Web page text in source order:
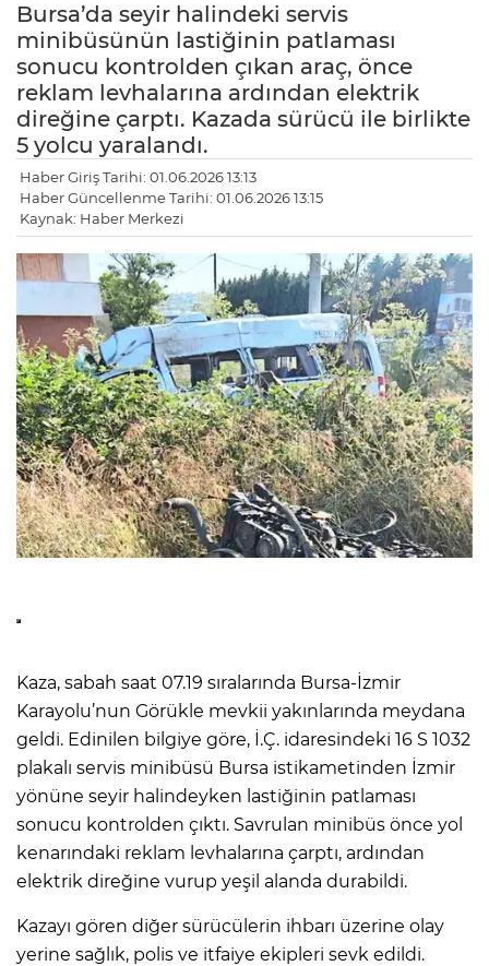
Bursa’da seyir halindeki servis
minibüsünün lastiğinin patlaması
sonucu kontrolden çıkan araç, önce
reklam levhalarına ardından elektrik
direğine çarptı. Kazada sürücü ile birlikte
5 yolcu yaralandı.
Haber Giriş Tarihi: 01.06.2026 13:13
Haber Güncellenme Tarihi: 01.06.2026 13:15
Kaynak: Haber Merkezi
Kaza, sabah saat 07.19 sıralarında Bursa-İzmir
Karayolu’nun Görükle mevkii yakınlarında meydana
geldi. Edinilen bilgiye göre, İ.Ç. idaresindeki 16 S 1032
plakalı servis minibüsü Bursa istikametinden İzmir
yönüne seyir halindeyken lastiğinin patlaması
sonucu kontrolden çıktı. Savrulan minibüs önce yol
kenarındaki reklam levhalarına çarptı, ardından
elektrik direğine vurup yeşil alanda durabildi.
Kazayı gören diğer sürücülerin ihbarı üzerine olay
yerine sağlık, polis ve itfaiye ekipleri sevk edildi.